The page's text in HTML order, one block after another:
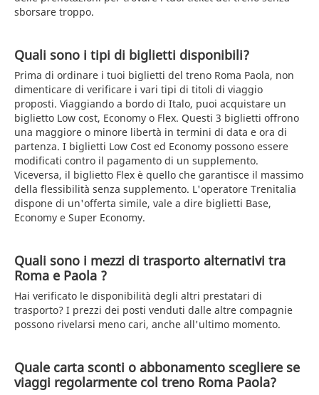
sborsare troppo.
Quali sono i tipi di biglietti disponibili?
Prima di ordinare i tuoi biglietti del treno Roma Paola, non
dimenticare di verificare i vari tipi di titoli di viaggio
proposti. Viaggiando a bordo di Italo, puoi acquistare un
biglietto Low cost, Economy o Flex. Questi 3 biglietti offrono
una maggiore o minore libertà in termini di data e ora di
partenza. I biglietti Low Cost ed Economy possono essere
modificati contro il pagamento di un supplemento.
Viceversa, il biglietto Flex è quello che garantisce il massimo
della flessibilità senza supplemento. L'operatore Trenitalia
dispone di un'offerta simile, vale a dire biglietti Base,
Economy e Super Economy.
Quali sono i mezzi di trasporto alternativi tra
Roma e Paola ?
Hai verificato le disponibilità degli altri prestatari di
trasporto? I prezzi dei posti venduti dalle altre compagnie
possono rivelarsi meno cari, anche all'ultimo momento.
Quale carta sconti o abbonamento scegliere se
viaggi regolarmente col treno Roma Paola?